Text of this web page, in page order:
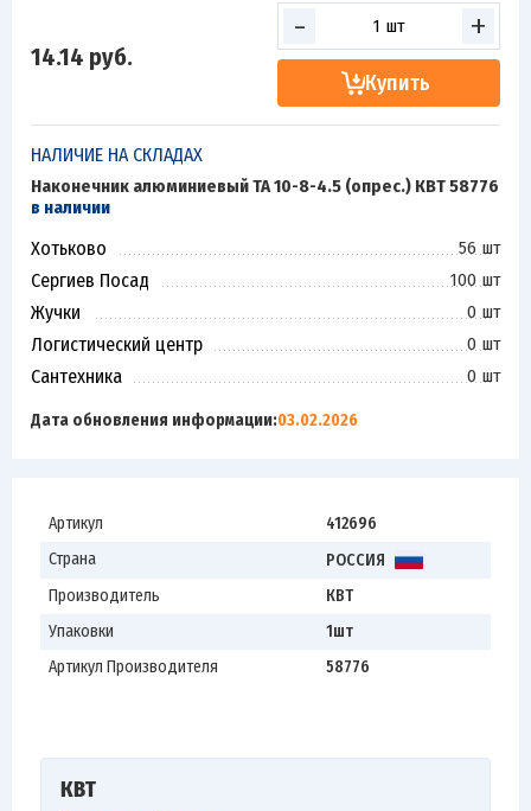
14.14 руб.
- +
Купить
НАЛИЧИЕ НА СКЛАДАХ
Наконечник алюминиевый ТА 10-8-4.5 (опрес.) КВТ 58776
в наличии
Хотьково 56 шт
Сергиев Посад 100 шт
Жучки 0 шт
Логистический центр 0 шт
Сантехника 0 шт
Дата обновления информации:03.02.2026
Артикул
412696
Страна
РОССИЯ
Производитель
КВТ
Упаковки
1шт
Артикул Производителя
58776
КВТ